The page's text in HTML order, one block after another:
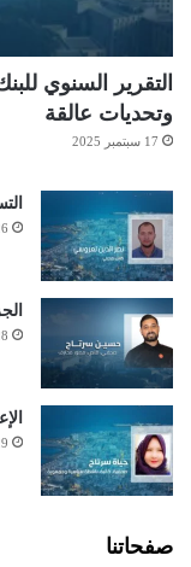
التقرير السنوي
وتحديات عالقة
17 سبتمبر 2025
26
28
29
صفحاتنا